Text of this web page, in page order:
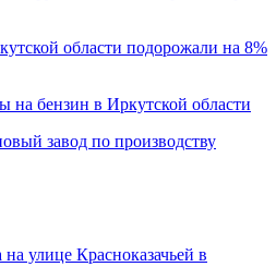
области подорожали на 8%
бензин в Иркутской области
завод по производству
улице Красноказачьей в